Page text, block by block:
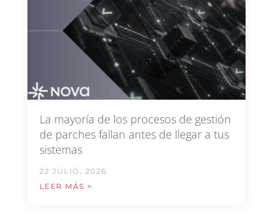
La mayoría de los procesos de gestión
de parches fallan antes de llegar a tus
sistemas
22 JULIO, 2026
LEER MÁS >